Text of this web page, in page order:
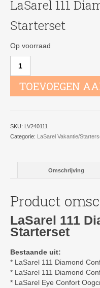
LaSarel 111
Starterset
Op voorraad
111
Confort
TOEVOEGEN
SKU: LV240111
Categorie: LaSarel Vakantie/
Omschrijving
Product
LaSarel 111
Starterset
Bestaande uit:
* LaSarel 111 Diamond
* LaSarel 111 Diamond
* LaSarel Eye Confort